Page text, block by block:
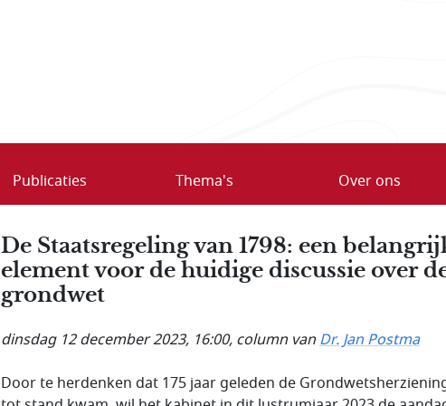
Publicaties Thema's Over ons
De Staatsregeling van 1798: een
element voor de huidige discussie over
grondwet
dinsdag 12 december 2023, 16:00, column vanDr. Jan Postma
Door te herdenken dat 175 jaar geleden de